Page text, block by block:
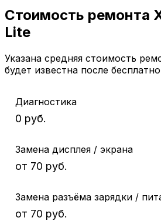
Стоимость ремонта
Lite
Указана средняя стоимость
будет известна после
Диагностика
0 руб.
Замена дисплея / экрана
от 70 руб.
Замена разъёма зарядки /
от 70 руб.